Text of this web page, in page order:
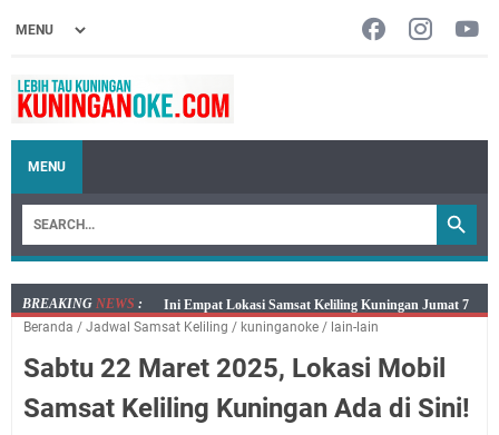
MENU
BREAKING NEWS :
Jumat 7 Agustus 2026 Mobil SIM Keliling Ada di
Kecamatan Sindangagung
Embun Pagi Jumat 8 Agustus 2026: Jika Keberkahan
Kelaparan Meskipun Memiliki Sekarung Penuh Uang
Beranda / Jadwal Samsat Keliling / kuninganoke / lain-lain
Sabtu 22 Maret 2025, Lokasi Mobil
Samsat Keliling Kuningan Ada di Sini!